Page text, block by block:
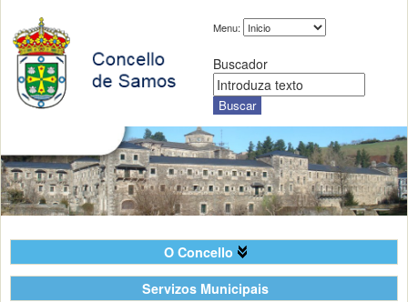
Menu:
Buscador
O Concello
Servizos Municipais